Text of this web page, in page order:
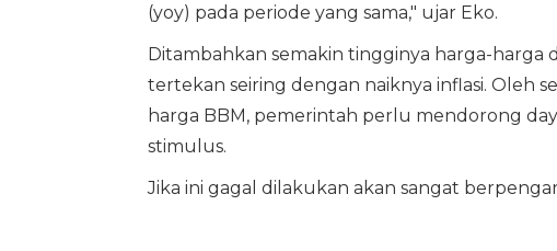
(yoy) pada periode yang sama," ujar Eko.
Ditambahkan semakin tingginya harga-harga
tertekan seiring dengan naiknya inflasi. Oleh
harga BBM, pemerintah perlu mendorong
stimulus.
Jika ini gagal dilakukan akan sangat